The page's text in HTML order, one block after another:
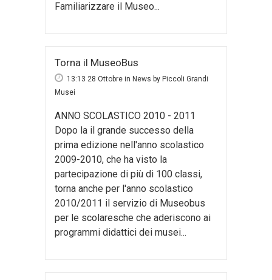
Familiarizzare il Museo...
Torna il MuseoBus
13:13 28 Ottobre in News by Piccoli Grandi
Musei
ANNO SCOLASTICO 2010 - 2011
Dopo la il grande successo della
prima edizione nell'anno scolastico
2009-2010, che ha visto la
partecipazione di più di 100 classi,
torna anche per l'anno scolastico
2010/2011 il servizio di Museobus
per le scolaresche che aderiscono ai
programmi didattici dei musei...